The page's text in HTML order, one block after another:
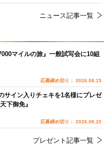
ニュース記事一覧
マイルの旅』一般試写会に10組
応募締め切り： 2026.08.15
サイン入りチェキを1名様にプレゼ
下御免』
応募締め切り： 2026.08.20
プレゼント記事一覧